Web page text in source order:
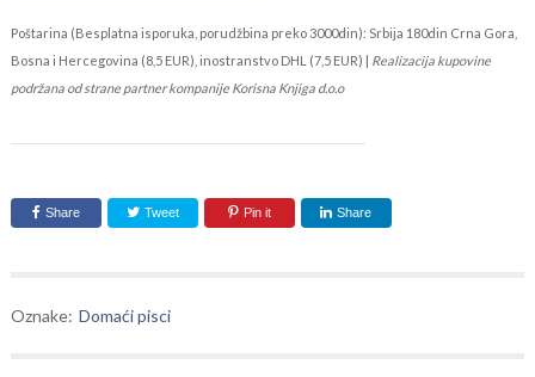
Poštarina (Besplatna isporuka, porudžbina preko 3000din): Srbija 180din Crna Gora,
Bosna i Hercegovina (8,5 EUR), inostranstvo DHL (7,5 EUR) | Realizacija kupovine
podržana od strane partner kompanije Korisna Knjiga d.o.o
Share Tweet Pin it Share
Oznake: Domaći pisci